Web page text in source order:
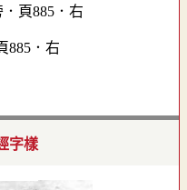
885．右
字樣